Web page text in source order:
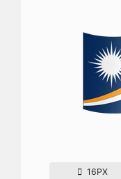
16PX